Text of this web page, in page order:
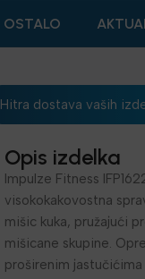
OSTALO
Hitra dostava vaših
Opis izdelka
Impulze Fitness
visokokakovostna
mišic kuka, pružajući
mišicane skupine.
proširenim